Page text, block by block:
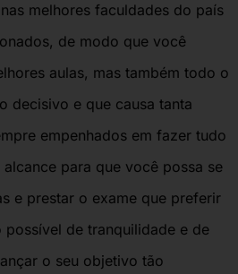
melhores faculdades do país
de modo que você
aulas, mas também todo o
decisivo e que causa tanta
empenhados em fazer tudo
para que você possa se
e prestar o exame que preferir
de tranquilidade e de
o seu objetivo tão